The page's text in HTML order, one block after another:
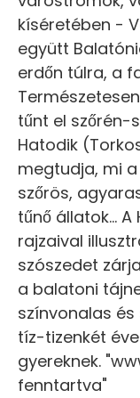
kíséretében -
együtt
erdőn túlra, a
tűnt el szőrén-
Hatodik
megtudja, mi
szőrös,
tűnő állatok...
rajzaival
szószedet
a balatoni
színvonalas
tíz-tizenkét
gyereknek.
fenntartva"